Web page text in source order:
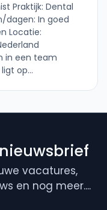
Praktijk: Dental
dagen: In goed
Locatie:
in een team
op...
vacatures,
en nog meer....